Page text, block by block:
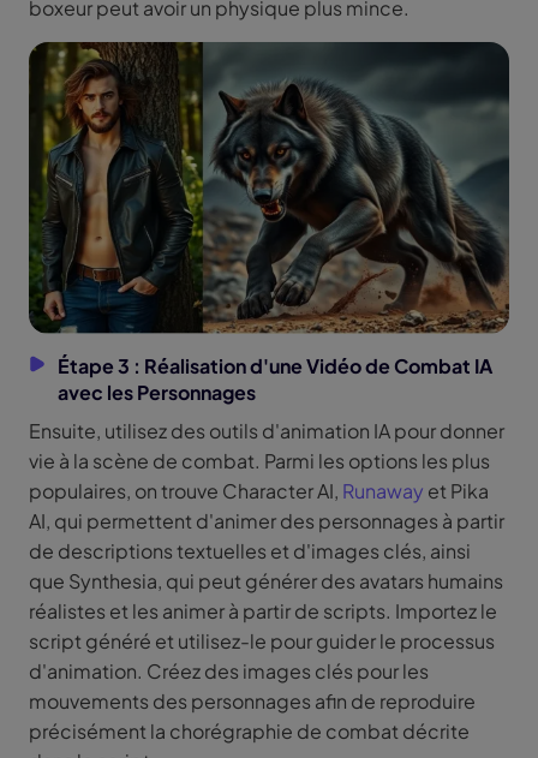
boxeur peut avoir un physique plus mince.
Étape 3 : Réalisation d'une Vidéo de Combat IA
avec les Personnages
Ensuite, utilisez des outils d'animation IA pour donner
vie à la scène de combat. Parmi les options les plus
populaires, on trouve Character AI, Runaway et Pika
AI, qui permettent d'animer des personnages à partir
de descriptions textuelles et d'images clés, ainsi
que Synthesia, qui peut générer des avatars humains
réalistes et les animer à partir de scripts. Importez le
script généré et utilisez-le pour guider le processus
d'animation. Créez des images clés pour les
mouvements des personnages afin de reproduire
précisément la chorégraphie de combat décrite